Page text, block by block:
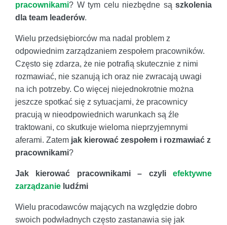
pracownikami? W tym celu niezbędne są szkolenia
dla team leaderów.
Wielu przedsiębiorców ma nadal problem z
odpowiednim zarządzaniem zespołem pracowników.
Często się zdarza, że nie potrafią skutecznie z nimi
rozmawiać, nie szanują ich oraz nie zwracają uwagi
na ich potrzeby. Co więcej niejednokrotnie można
jeszcze spotkać się z sytuacjami, że pracownicy
pracują w nieodpowiednich warunkach są źle
traktowani, co skutkuje wieloma nieprzyjemnymi
aferami. Zatem jak kierować zespołem i rozmawiać z
pracownikami?
Jak kierować pracownikami – czyli efektywne
zarządzanie ludźmi
Wielu pracodawców mających na względzie dobro
swoich podwładnych często zastanawia się jak